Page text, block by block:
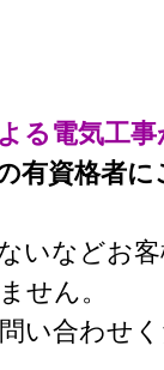
る電気工
有資格者
いなどお
せん。
い合わせ